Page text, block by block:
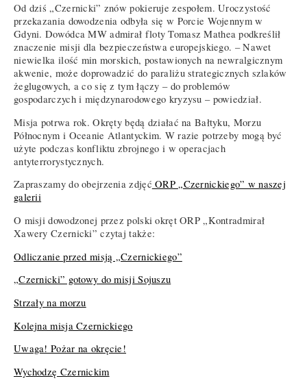
Od dziś „Czernicki” znów pokieruje zespołem. Uroczystość
przekazania dowodzenia odbyła się w Porcie Wojennym w
Gdyni. Dowódca MW admirał floty Tomasz Mathea podkreślił
znaczenie misji dla bezpieczeństwa europejskiego. – Nawet
niewielka ilość min morskich, postawionych na newralgicznym
akwenie, może doprowadzić do paraliżu strategicznych szlaków
żeglugowych, a co się z tym łączy – do problemów
gospodarczych i międzynarodowego kryzysu – powiedział.
Misja potrwa rok. Okręty będą działać na Bałtyku, Morzu
Północnym i Oceanie Atlantyckim. W razie potrzeby mogą być
użyte podczas konfliktu zbrojnego i w operacjach
antyterrorystycznych.
Zapraszamy do obejrzenia zdjęć ORP „Czernickiego” w naszej
galerii
O misji dowodzonej przez polski okręt ORP „Kontradmirał
Xawery Czernicki” czytaj także:
Odliczanie przed misją „Czernickiego”
„Czernicki” gotowy do misji Sojuszu
Strzały na morzu
Kolejna misja Czernickiego
Uwaga! Pożar na okręcie!
Wychodzę Czernickim